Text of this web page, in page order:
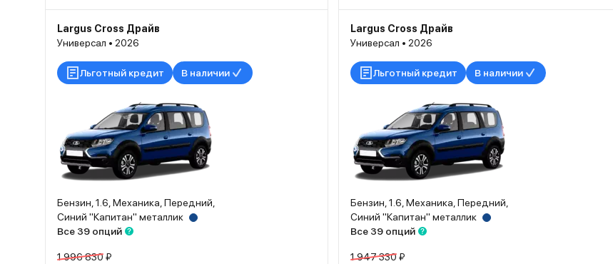
Largus Cross Драйв
Универсал • 2026
Льготный кредит В наличии
Бензин, 1.6, Механика, Передний,
Синий "Капитан" металлик
Все 39 опций
1 996 830 ₽
Largus Cross Драйв
Универсал • 2026
Льготный кредит В наличии
Бензин, 1.6, Механика, Передний,
Синий "Капитан" металлик
Все 39 опций
1 947 330 ₽